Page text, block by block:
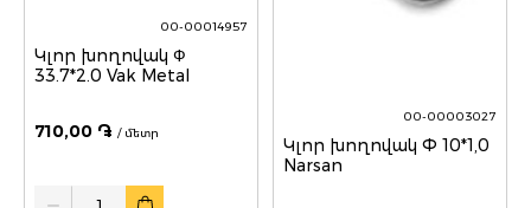
00-00014957
Կլոր խողովակ Ф
33.7*2.0 Vak Metal
710,00 ֏ / մետր
Quantity
00-00003027
Կլոր խողովակ Փ 10*1,0
Narsan